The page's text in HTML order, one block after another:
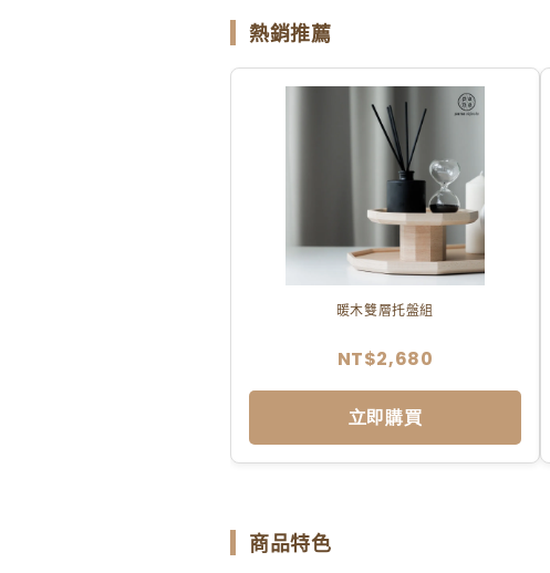
熱銷推薦
暖木雙層托盤組
NT$2,680
立即購買
商品特色